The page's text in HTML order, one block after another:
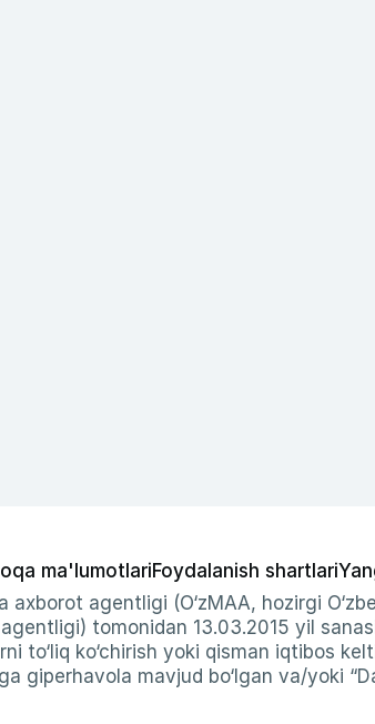
ma'lumotlariFoydalanish shartlari
agentligi (O‘zMAA, hozirgi
tomonidan 13.03.2015 yil
to‘liq ko‘chirish yoki qisman iqtibos
giperhavola mavjud bo‘lgan va/yoki